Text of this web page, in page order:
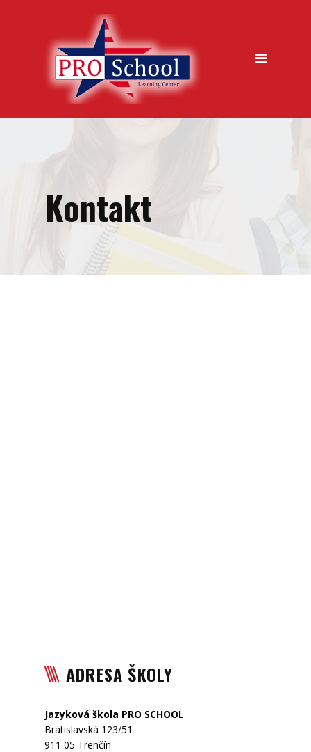
jazykova skola, Trencin
Metódy výučby
Vstupný test
Prihláška na kurz
Kontakt
ADRESA ŠKOLY
Jazyková škola PRO SCHOOL
Bratislavská 123/51
911 05 Trenčín